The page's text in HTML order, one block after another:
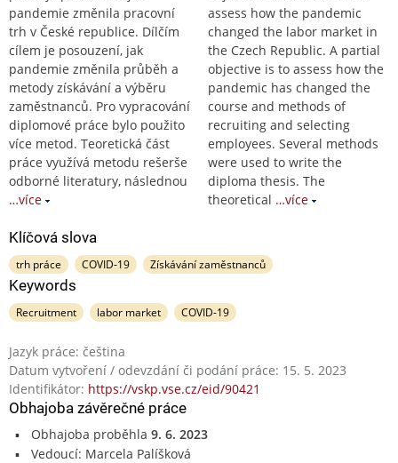
pandemie změnila pracovní
trh v České republice. Dílčím
cílem je posouzení, jak
pandemie změnila průběh a
metody získávání a výběru
zaměstnanců. Pro vypracování
diplomové práce bylo použito
více metod. Teoretická část
práce využívá metodu rešerše
odborné literatury, následnou
…více
assess how the pandemic
changed the labor market in
the Czech Republic. A partial
objective is to assess how the
pandemic has changed the
course and methods of
recruiting and selecting
employees. Several methods
were used to write the
diploma thesis. The
theoretical …více
Klíčová slova
trh práce COVID-19 Získávání zaměstnanců
Keywords
Recruitment labor market COVID-19
Jazyk práce: čeština
Datum vytvoření / odevzdání či podání práce: 15. 5. 2023
Identifikátor: https://vskp.vse.cz/eid/90421
Obhajoba závěrečné práce
Obhajoba proběhla 9. 6. 2023
Vedoucí: Marcela Palíšková